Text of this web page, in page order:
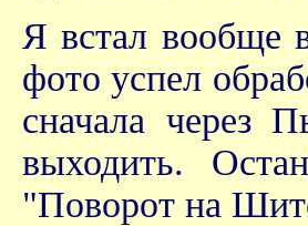
Я встал вообще
фото успел
сначала через
выходить.
"Поворот на